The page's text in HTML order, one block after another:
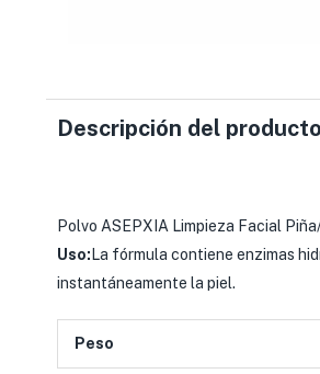
Descripción del producto
Polvo ASEPXIA Limpieza Facial
Uso: La fórmula contiene enzimas
instantáneamente la piel.
Peso